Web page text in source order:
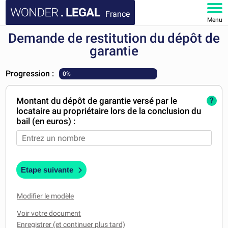
France
Menu
ACCUEIL
MON COMPTE
Demande de restitution du dépôt de
garantie
Progression : 0%
Montant du dépôt de garantie versé par le
locataire au propriétaire lors de la conclusion du
bail (en euros) :
?
Etape suivante
Modifier le modèle
Voir votre document